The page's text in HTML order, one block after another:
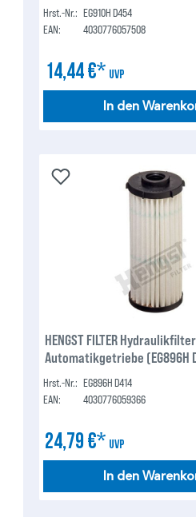
Hrst.-Nr.: EG910H D454
EAN:
4030776057508
14,44 €* UVP
In den
HENGST FILTER
Automatikgetriebe (EG896H
Hrst.-Nr.: EG896H D414
EAN:
4030776059366
24,79 €* UVP
In den